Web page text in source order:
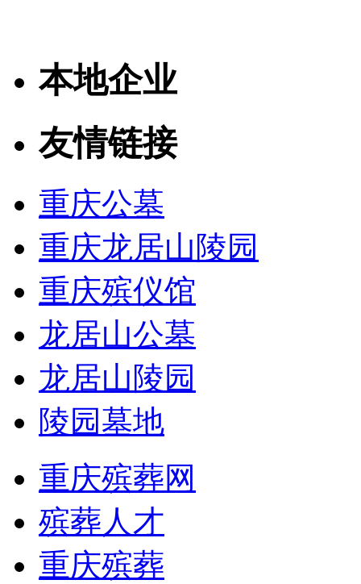
本地企业
友情链接
重庆公墓
重庆龙居山陵园
重庆殡仪馆
龙居山公墓
龙居山陵园
陵园墓地
重庆殡葬网
殡葬人才
重庆殡葬